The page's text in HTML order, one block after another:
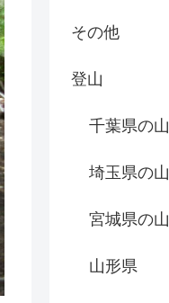
その他
登山
千葉県の山
埼玉県の山
宮城県の山
山形県